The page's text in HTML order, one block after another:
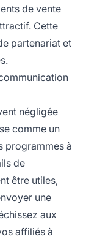
de vente
Cette
partenariat et
négligée
comme un
programmes à
de
être utiles,
une
aux
affiliés à